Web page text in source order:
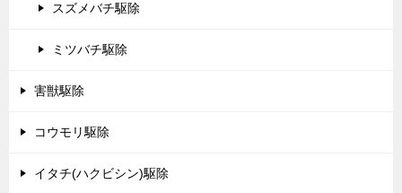
スズメバチ駆除
ミツバチ駆除
害獣駆除
コウモリ駆除
イタチ(ハクビシン)駆除